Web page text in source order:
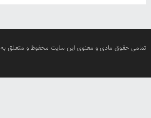
تمامی حقوق مادی و معنوی این سایت محفوظ و متعلق به